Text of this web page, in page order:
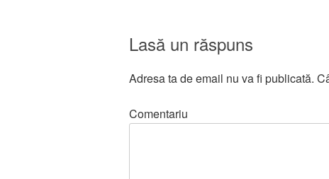
Lasă un răspuns
Adresa ta de email nu va fi publicată.
Comentariu